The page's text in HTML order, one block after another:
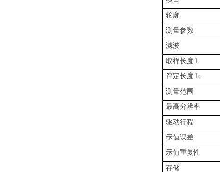
轮廓
测量参数
滤波
取样长度 l
评定长度 ln
测量范围
最高分辨率
驱动行程
示值误差
示值重复性
存储